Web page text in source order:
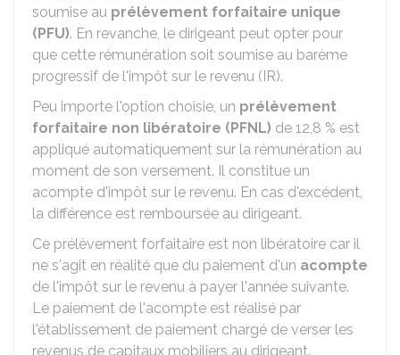
soumise au prélèvement forfaitaire unique
(PFU). En revanche, le dirigeant peut opter pour
que cette rémunération soit soumise au barème
progressif de l'impôt sur le revenu (IR).
Peu importe l'option choisie, un prélèvement
forfaitaire non libératoire (PFNL) de 12,8 % est
appliqué automatiquement sur la rémunération au
moment de son versement. Il constitue un
acompte d'impôt sur le revenu. En cas d'excédent,
la différence est remboursée au dirigeant.
Ce prélèvement forfaitaire est non libératoire car il
ne s'agit en réalité que du paiement d'un acompte
de l'impôt sur le revenu à payer l'année suivante.
Le paiement de l'acompte est réalisé par
l'établissement de paiement chargé de verser les
revenus de capitaux mobiliers au dirigeant.